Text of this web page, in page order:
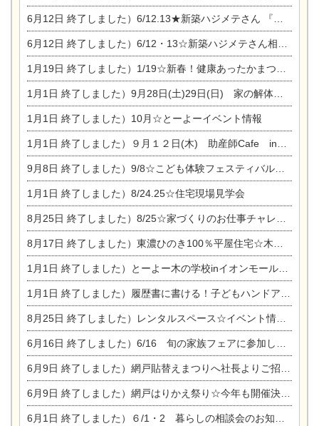
6月12日 終了しました）6/12.13★新築ハジメテさん 『木の家 現場体感見学会』
6月12日 終了しました）6/12・13☆新築ハジメテさん相談会『今ある土地に家を建てる際の注意点』
1月19日 終了しました）1/19☆新春！健康あったかまつり＆増改築リフォームまつり
1月1日 終了しました）9月28日(土)29日(日) 家の解体なんでも相談会
1月1日 終了しました）10月☆とーよーイベント情報
1月1日 終了しました）９月１２日(木) 助産師Cafe in東陽住建
9月8日 終了しました）9/8☆こども体験フェスティバル☆一宮市民会館
1月1日 終了しました）8/24.25☆住宅現場見学会
8月25日 終了しました）8/25☆家づくりのお仕事チャレンジ
8月17日 終了しました）東濃ひのき100％平屋住宅☆木の家完成見学会
1月1日 終了しました）とーよー木の学校inイオンモール木曽川
1月1日 終了しました）履歴書に書ける！子どもハンドアロマ講座☆
8月25日 終了しました）レンタルスペース☆イベント情報☆チャイルドアロマセラピスト
6月16日 終了しました）6/16 旬の家族フェアに参加します☆
6月9日 終了しました）網戸貼替えまつりへ社長よりご招待です♪
6月9日 終了しました）網戸はりかえ祭り☆今年も開催決定！
6月1日 終了しました）６/1・2 暮らしの相談会のお知らせ